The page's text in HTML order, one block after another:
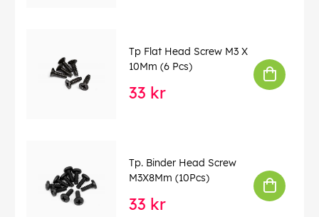
Tp Flat Head Screw M3 X
10Mm (6 Pcs)
33 kr
Tp. Binder Head Screw
M3X8Mm (10Pcs)
33 kr